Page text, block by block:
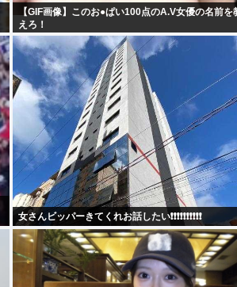
【GIF画像】このお●ぱい100点のA.V女優の名前を
えろ！
女さんビッパーきてくれお話したい❗❗❗❗❗❗❗❗❗❗